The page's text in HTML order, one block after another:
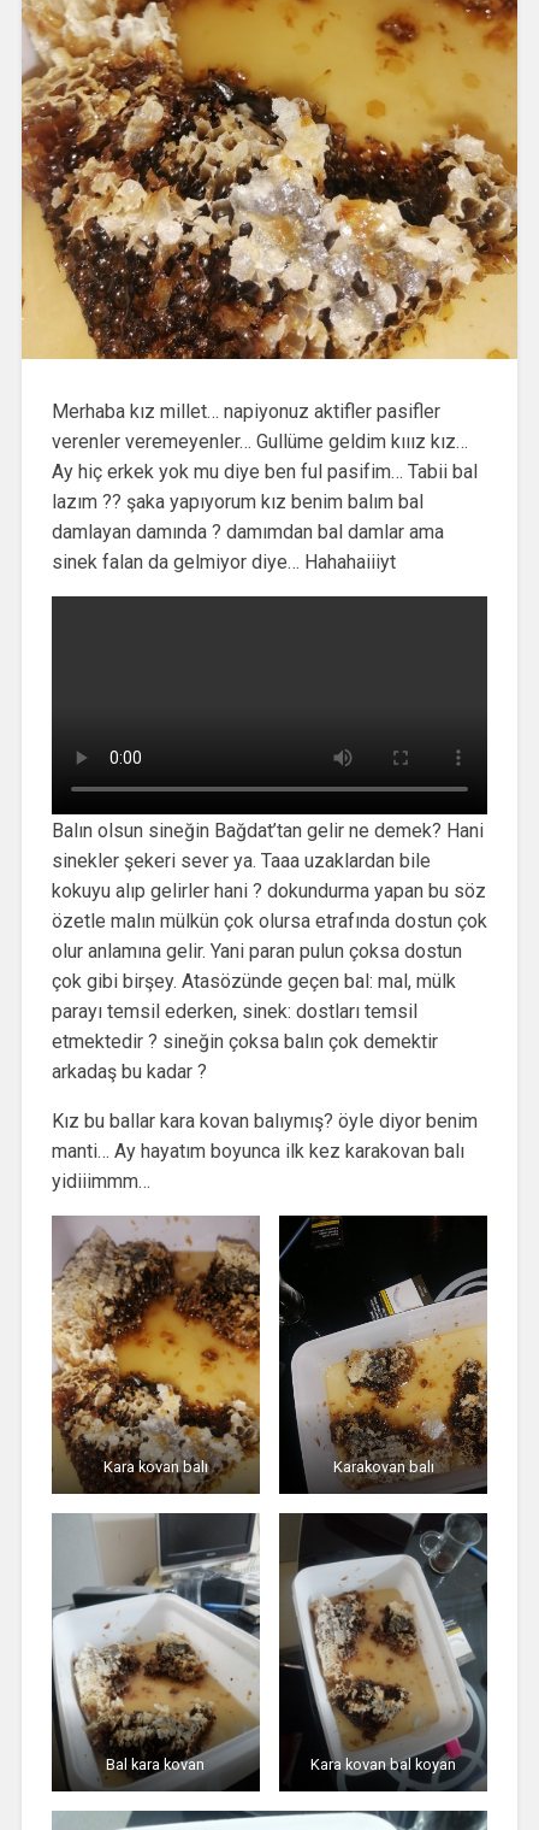
Merhaba kız millet… napiyonuz aktifler pasifler
verenler veremeyenler… Gullüme geldim kııız kız…
Ay hiç erkek yok mu diye ben ful pasifim… Tabii bal
lazım ?? şaka yapıyorum kız benim balım bal
damlayan damında ? damımdan bal damlar ama
sinek falan da gelmiyor diye… Hahahaiiiyt
Balın olsun sineğin Bağdat’tan gelir ne demek? Hani
sinekler şekeri sever ya. Taaa uzaklardan bile
kokuyu alıp gelirler hani ? dokundurma yapan bu söz
özetle malın mülkün çok olursa etrafında dostun çok
olur anlamına gelir. Yani paran pulun çoksa dostun
çok gibi birşey. Atasözünde geçen bal: mal, mülk
parayı temsil ederken, sinek: dostları temsil
etmektedir ? sineğin çoksa balın çok demektir
arkadaş bu kadar ?
Kız bu ballar kara kovan balıymış? öyle diyor benim
manti… Ay hayatım boyunca ilk kez karakovan balı
yidiiimmm…
Kara kovan balı Karakovan balı
Bal kara kovan Kara kovan bal koyan